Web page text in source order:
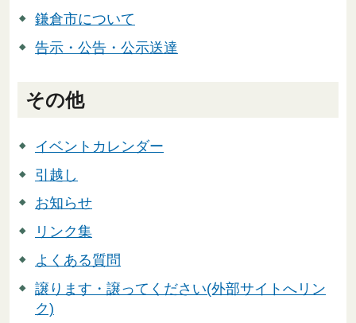
鎌倉市について
告示・公告・公示送達
その他
イベントカレンダー
引越し
お知らせ
リンク集
よくある質問
譲ります・譲ってください(外部サイトへリン
ク)